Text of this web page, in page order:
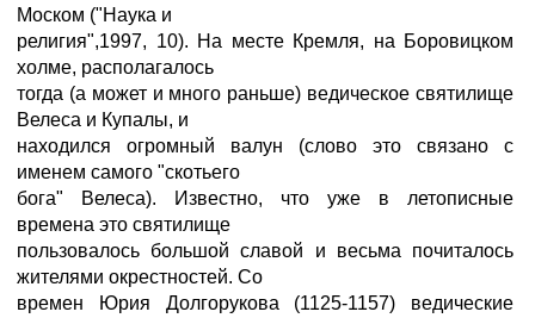
Моском ("Hаука и
религия",1997, 10). Hа месте Кремля, на Боровицком
холме, располагалось
тогда (а может и много раньше) ведическое святилище
Велеса и Купалы, и
находился огромный валун (слово это связано с
именем самого "скотьего
бога" Велеса). Известно, что уже в летописные
времена это святилище
пользовалось большой славой и весьма почиталось
жителями окрестностей. Со
времен Юрия Долгорукова (1125-1157) ведические